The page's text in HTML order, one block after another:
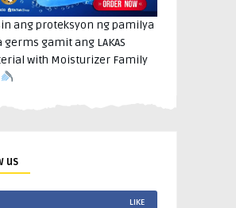
ang proteksyon ng pamilya
germs gamit ang LAKAS
with Moisturizer Family
us
LIKE